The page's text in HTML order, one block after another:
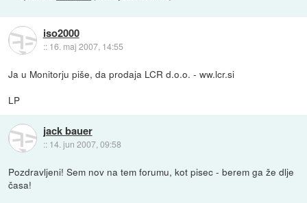
iso2000
:: 16. maj 2007, 14:55
Ja u Monitorju piše, da prodaja LCR d.o.o. - ww.lcr.si
LP
jack bauer
:: 14. jun 2007, 09:58
Pozdravljeni! Sem nov na tem forumu, kot pisec - berem ga že dlje
časa!